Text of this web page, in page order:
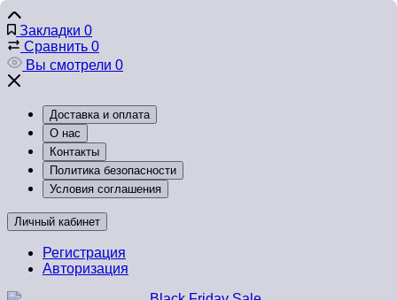
Закладки 0
Сравнить 0
Вы смотрели 0
Доставка и оплата
О нас
Контакты
Политика безопасности
Условия соглашения
Личный кабинет
Регистрация
Авторизация